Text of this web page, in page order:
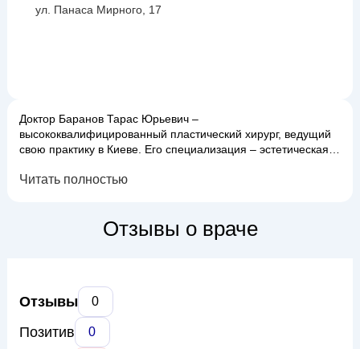
ул. Панаса Мирного, 17
Доктор Баранов Тарас Юрьевич –
высококвалифицированный пластический хирург, ведущий
свою практику в Киеве. Его специализация – эстетическая и
внешности и восстановление формы и функции различных
ринопластика, фейслифтинг), маммопластику (увелич...
Читать полностью
Отзывы о враче
Отзывы 0
Позитив 0